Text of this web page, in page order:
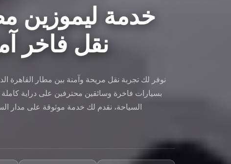
خدمة ليموزين
نقل فاخر آمن
نوفر لك تجربة نقل مريحة وآمنة بين مطار القاهرة
بسيارات فاخرة وسائقين محترفين على دراية
السياحة، نقدم لك خدمة موثوقة على مدار